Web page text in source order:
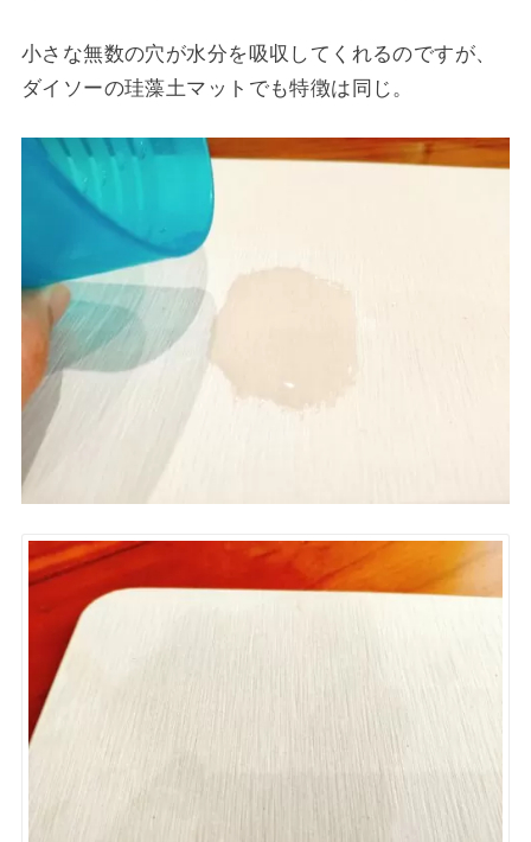
小さな無数の穴が水分を吸収してくれるのですが、
ダイソーの珪藻土マットでも特徴は同じ。